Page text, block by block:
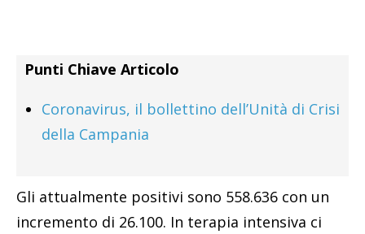
Punti Chiave Articolo
Coronavirus, il bollettino dell’Unità di Crisi
della Campania
Gli attualmente positivi sono 558.636 con un
incremento di 26.100. In terapia intensiva ci